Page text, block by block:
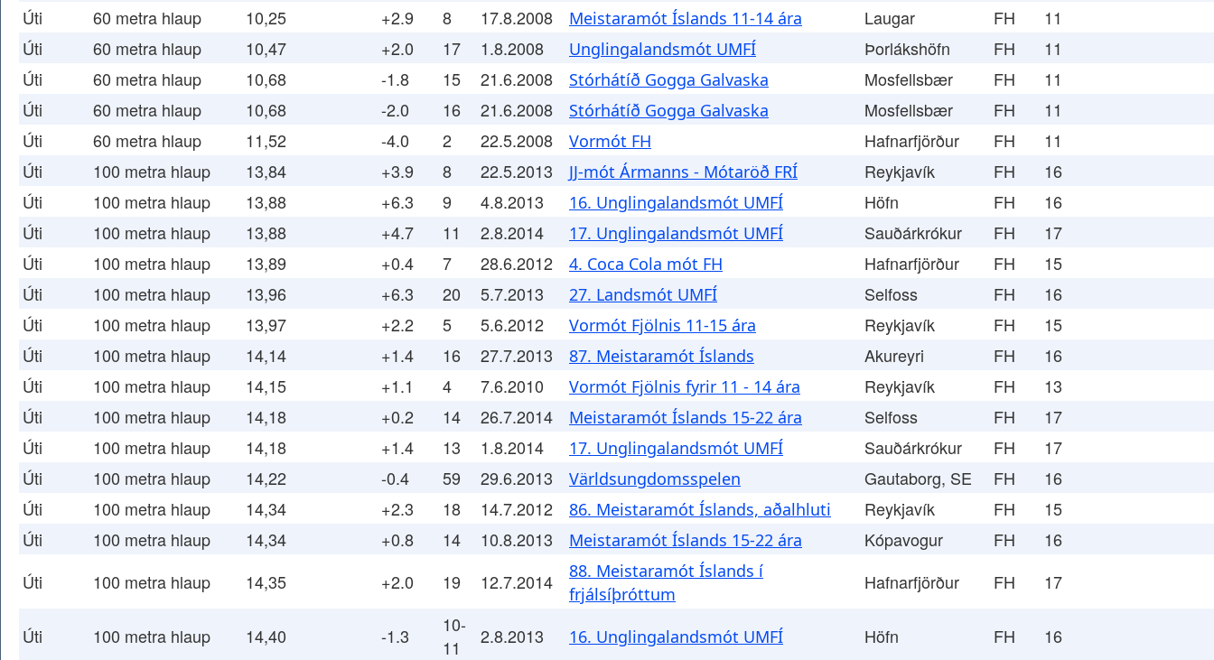
Úti
60 metra hlaup 10,25 +2.9 8 17.8.2008 Meistaramót Íslands 11-14 ára Laugar FH
11
Úti
60 metra hlaup 10,47 +2.0 17 1.8.2008 Unglingalandsmót UMFÍ Þorlákshöfn FH
11
Úti
60 metra hlaup 10,68 -1.8 15 21.6.2008 Stórhátíð Gogga Galvaska Mosfellsbær FH
11
Úti
60 metra hlaup 10,68 -2.0 16 21.6.2008 Stórhátíð Gogga Galvaska Mosfellsbær FH
11
Úti
60 metra hlaup 11,52 -4.0 2 22.5.2008 Vormót FH Hafnarfjörður FH
11
Úti
100 metra hlaup 13,84 +3.9 8 22.5.2013 JJ-mót Ármanns - Mótaröð FRÍ Reykjavík FH
16
Úti
100 metra hlaup 13,88 +6.3 9 4.8.2013 16. Unglingalandsmót UMFÍ Höfn FH
16
Úti
100 metra hlaup 13,88 +4.7 11 2.8.2014 17. Unglingalandsmót UMFÍ Sauðárkrókur FH
17
Úti
100 metra hlaup 13,89 +0.4 7 28.6.2012 4. Coca Cola mót FH Hafnarfjörður FH
15
Úti
100 metra hlaup 13,96 +6.3 20 5.7.2013 27. Landsmót UMFÍ Selfoss FH
16
Úti
100 metra hlaup 13,97 +2.2 5 5.6.2012 Vormót Fjölnis 11-15 ára Reykjavík FH
15
Úti
100 metra hlaup 14,14 +1.4 16 27.7.2013 87. Meistaramót Íslands Akureyri FH
16
Úti
100 metra hlaup 14,15 +1.1 4 7.6.2010 Vormót Fjölnis fyrir 11 - 14 ára Reykjavík FH
13
Úti
100 metra hlaup 14,18 +0.2 14 26.7.2014 Meistaramót Íslands 15-22 ára Selfoss FH
17
Úti
100 metra hlaup 14,18 +1.4 13 1.8.2014 17. Unglingalandsmót UMFÍ Sauðárkrókur FH
17
Úti
100 metra hlaup 14,22 -0.4 59 29.6.2013 Världsungdomsspelen Gautaborg, SE FH
16
Úti
100 metra hlaup 14,34 +2.3 18 14.7.2012 86. Meistaramót Íslands, aðalhluti Reykjavík FH
15
Úti
100 metra hlaup 14,34 +0.8 14 10.8.2013 Meistaramót Íslands 15-22 ára Kópavogur FH
16
Úti
100 metra hlaup 14,35 +2.0 19 12.7.2014
88. Meistaramót Íslands í
frjálsíþróttum
Hafnarfjörður FH 17
Úti 100 metra hlaup 14,40 -1.3
10-
11
2.8.2013 16. Unglingalandsmót UMFÍ Höfn FH
16